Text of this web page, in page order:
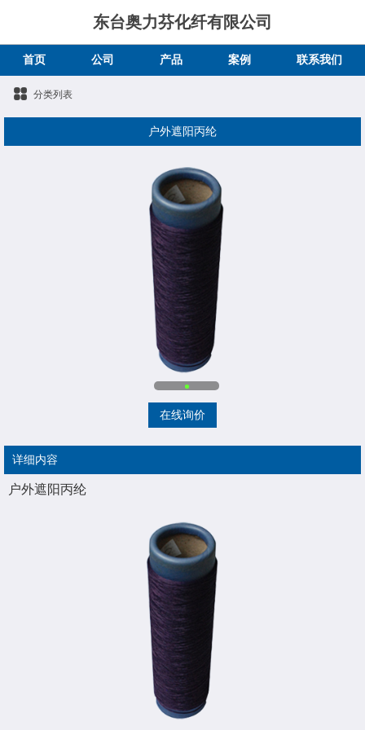
东台奥力芬化纤有限公司
首页 公司 产品 案例 联系我们
分类列表
户外遮阳丙纶
在线询价
详细内容
户外遮阳丙纶